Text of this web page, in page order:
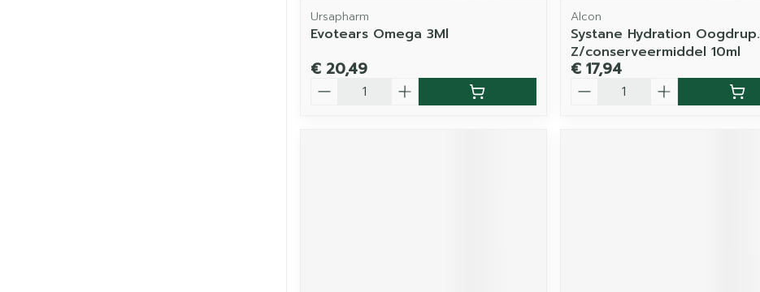
Ursapharm
Evotears Omega 3Ml
€ 20,49
Alcon
Systane Hydration Oogdrup.
Z/conserveermiddel 10ml
€ 17,94